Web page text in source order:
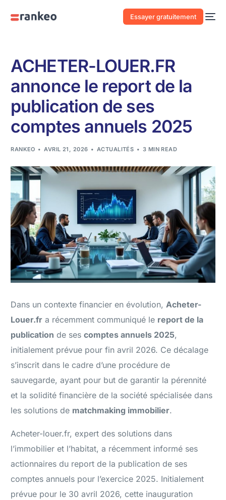
Essayer gratuitement
ACHETER-LOUER.FR
annonce le report de la
publication de ses
comptes annuels 2025
RANKEO AVRIL 21, 2026 ACTUALITÉS 3 MIN READ
Dans un contexte financier en évolution,Acheter-
Louer.fr a récemment communiqué le report de la
publication de sescomptes annuels 2025,
initialement prévue pour fin avril 2026. Ce décalage
s’inscrit dans le cadre d’une procédure de
sauvegarde, ayant pour but de garantir la pérennité
et la solidité financière de la société spécialisée dans
les solutions de matchmaking immobilier.
Acheter-louer.fr, expert des solutions dans
l’immobilier et l’habitat, a récemment informé ses
actionnaires du report de la publication de ses
comptes annuels pour l’exercice 2025. Initialement
prévue pour le 30 avril 2026, cette inauguration